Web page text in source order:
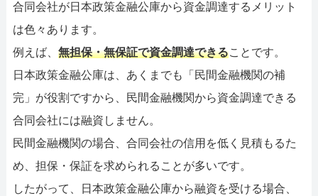
合同会社が日本政策金融公庫から資金調達するメリット
は色々あります。
例えば、 無担保・無保証で資金調達できることです。
日本政策金融公庫は、あくまでも「民間金融機関の補
完」が役割ですから、民間金融機関から資金調達できる
合同会社には融資しません。
民間金融機関の場合、合同会社の信用を低く見積もるた
め、担保・保証を求められることが多いです。
したがって、日本政策金融公庫から融資を受ける場合、